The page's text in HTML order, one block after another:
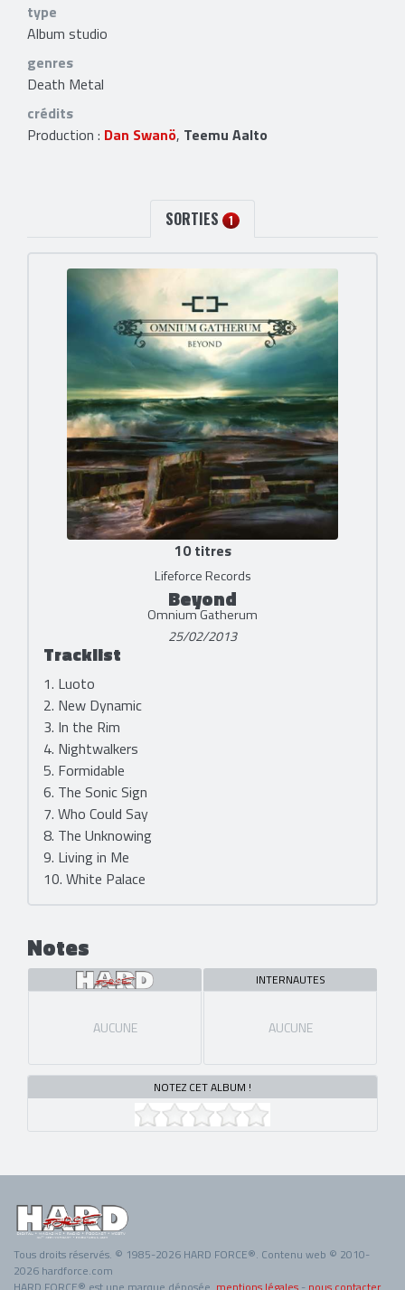
type
Album studio
genres
Death Metal
crédits
Production : Dan Swanö, Teemu Aalto
SORTIES 1
10 titres
Lifeforce Records
Beyond
Omnium Gatherum
25/02/2013
Tracklist
1. Luoto
2. New Dynamic
3. In the Rim
4. Nightwalkers
5. Formidable
6. The Sonic Sign
7. Who Could Say
8. The Unknowing
9. Living in Me
10. White Palace
Notes
AUCUNE
INTERNAUTES
AUCUNE
NOTEZ CET ALBUM !
Tous droits réservés. © 1985-2026 HARD FORCE®. Contenu web © 2010-
2026 hardforce.com